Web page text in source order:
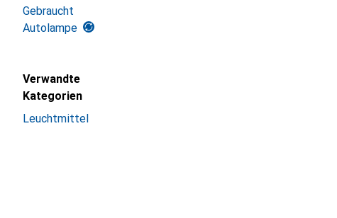
Gebraucht
Autolampe
Verwandte
Kategorien
Leuchtmittel